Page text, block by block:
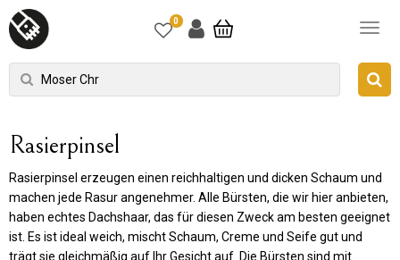
0
Rasierpinsel
Rasierpinsel erzeugen einen reichhaltigen und dicken Schaum und
machen jede Rasur angenehmer. Alle Bürsten, die wir hier anbieten,
haben echtes Dachshaar, das für diesen Zweck am besten geeignet
ist. Es ist ideal weich, mischt Schaum, Creme und Seife gut und
trägt sie gleichmäßig auf Ihr Gesicht auf. Die Bürsten sind mit